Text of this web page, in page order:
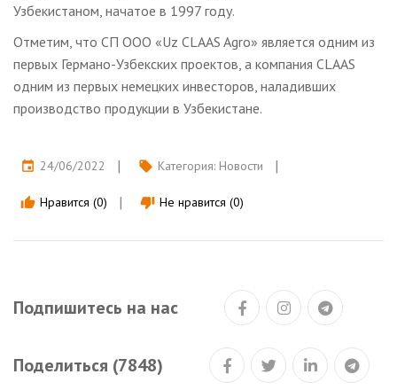
Узбекистаном, начатое в 1997 году.
Отметим, что СП ООО «Uz CLAAS Agro» является одним из
первых Германо-Узбекских проектов, а компания CLAAS
одним из первых немецких инвесторов, наладивших
производство продукции в Узбекистане.
event 24/06/2022 local_offer Категория: Новости
thumb_up Нравится (0) thumb_down Не нравится (0)
Подпишитесь на нас
Поделиться (7848)